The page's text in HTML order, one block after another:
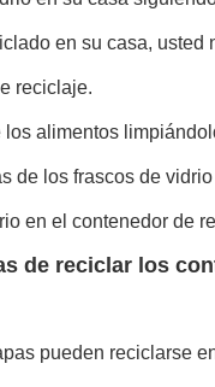
en su casa,
reciclaje.
alimentos
de los frascos de
en el contenedor de
de reciclar los
pueden reciclarse